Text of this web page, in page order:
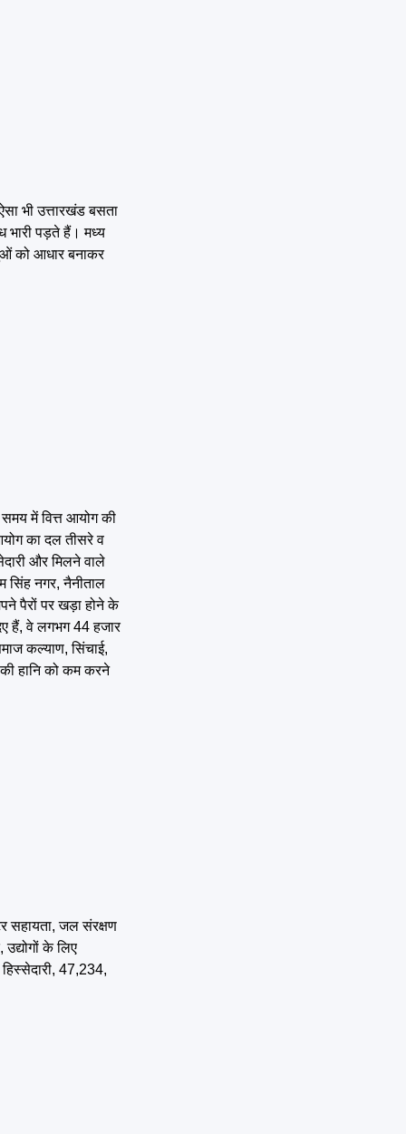
भी उत्तारखंड बसता
भारी पड़ते हैं। मध्य
को आधार बनाकर
में वित्त आयोग की
का दल तीसरे व
और मिलने वाले
सिंह नगर, नैनीताल
पैरों पर खड़ा होने के
हैं, वे लगभग 44 हजार
कल्याण, सिंचाई,
हानि को कम करने
सहायता, जल संरक्षण
के लिए
47,234,